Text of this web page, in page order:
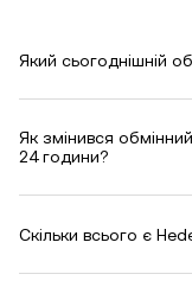
Який сьогоднішній
Як змінився
24 години?
Скільки всього є